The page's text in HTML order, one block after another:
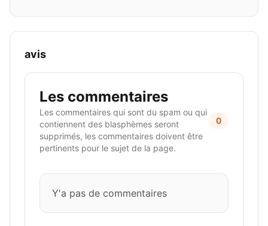
avis
Les commentaires
Les commentaires qui sont du spam ou qui
contiennent des blasphèmes seront
supprimés, les commentaires doivent être
pertinents pour le sujet de la page.
0
Y'a pas de commentaires